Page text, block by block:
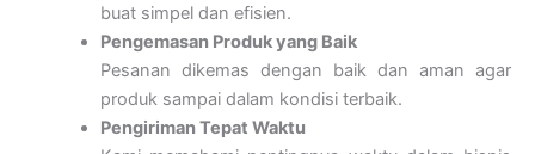
buat simpel dan efisien.
Pengemasan Produk yang Baik
Pesanan dikemas dengan baik dan aman agar
produk sampai dalam kondisi terbaik.
Pengiriman Tepat Waktu